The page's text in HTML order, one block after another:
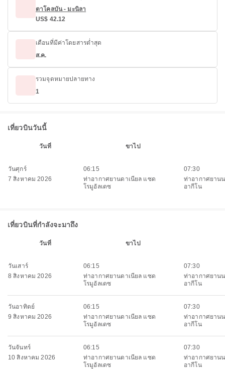
ตาโคลบัน - มะนิลา
US$ 42.12
เดือนที่มีค่าโดยสารต่ำสุด
ส.ค.
รวมจุดหมายปลายทาง
1
เที่ยวบินวันนี้
วันที่ ขาไป
วันศุกร์
7 สิงหาคม 2026
06:15
ท่าอากาศยานดาเนียล แซด
โรมูอัลเดซ
07:30
ท่าอากาศยาน
อากีโน
เที่ยวบินที่กำลังจะมาถึง
วันที่ ขาไป
วันเสาร์
8 สิงหาคม 2026
06:15
ท่าอากาศยานดาเนียล แซด
โรมูอัลเดซ
07:30
ท่าอากาศยาน
อากีโน
วันอาทิตย์
9 สิงหาคม 2026
06:15
ท่าอากาศยานดาเนียล แซด
โรมูอัลเดซ
07:30
ท่าอากาศยาน
อากีโน
วันจันทร์
10 สิงหาคม 2026
06:15
ท่าอากาศยานดาเนียล แซด
โรมูอัลเดซ
07:30
ท่าอากาศยาน
อากีโน